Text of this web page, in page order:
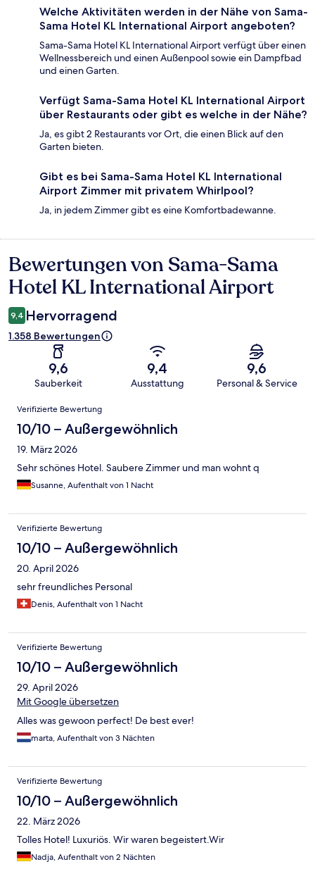
Welche Aktivitäten werden in der Nähe von Sama-
Sama Hotel KL International Airport angeboten?
Sama-Sama Hotel KL International Airport verfügt über einen
Wellnessbereich und einen Außenpool sowie ein Dampfbad
und einen Garten.
Verfügt Sama-Sama Hotel KL International Airport
über Restaurants oder gibt es welche in der Nähe?
Ja, es gibt 2 Restaurants vor Ort, die einen Blick auf den
Garten bieten.
Gibt es bei Sama-Sama Hotel KL International
Airport Zimmer mit privatem Whirlpool?
Ja, in jedem Zimmer gibt es eine Komfortbadewanne.
Bewertungen
Bewertungen von Sama-Sama
Hotel KL International Airport
9,4 Hervorragend
1.358 Bewertungen
9,6
Sauberkeit
9,4
Ausstattung
9,6
Personal & Service
Bewertungen
Verifizierte Bewertung
10/10 – Außergewöhnlich
19. März 2026
Sehr schönes Hotel. Saubere Zimmer und man wohnt q
Susanne, Aufenthalt von 1 Nacht
Verifizierte Bewertung
10/10 – Außergewöhnlich
20. April 2026
sehr freundliches Personal
Denis, Aufenthalt von 1 Nacht
Verifizierte Bewertung
10/10 – Außergewöhnlich
29. April 2026
Mit Google übersetzen
Alles was gewoon perfect! De best ever!
marta, Aufenthalt von 3 Nächten
Verifizierte Bewertung
10/10 – Außergewöhnlich
22. März 2026
Tolles Hotel! Luxuriös. Wir waren begeistert.Wir
Nadja, Aufenthalt von 2 Nächten